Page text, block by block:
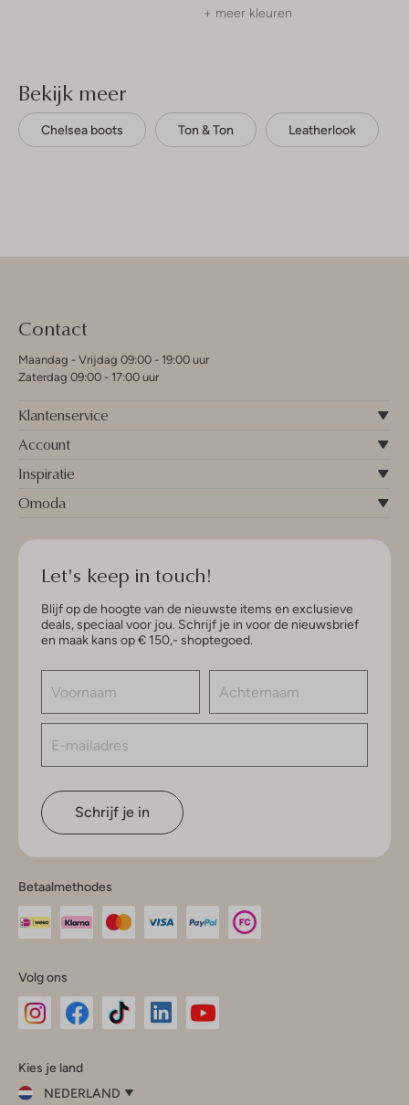
+ meer kleuren
Bekijk meer
Chelsea boots Ton & Ton Leatherlook
Contact
Maandag - Vrijdag 09:00 - 19:00 uur
Zaterdag 09:00 - 17:00 uur
Klantenservice
Account
Inspiratie
Omoda
Let's keep in touch!
Blijf op de hoogte van de nieuwste items en exclusieve
deals, speciaal voor jou. Schrijf je in voor de nieuwsbrief
en maak kans op € 150,- shoptegoed.
Schrijf je in
Betaalmethodes
Volg ons
InstagramFacebook
Kies je land
NEDERLAND